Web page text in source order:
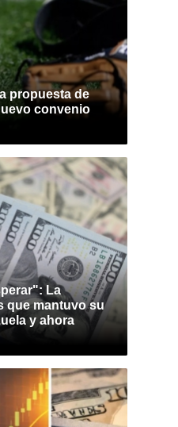
propuesta de
convenio
La
que mantuvo su
y ahora